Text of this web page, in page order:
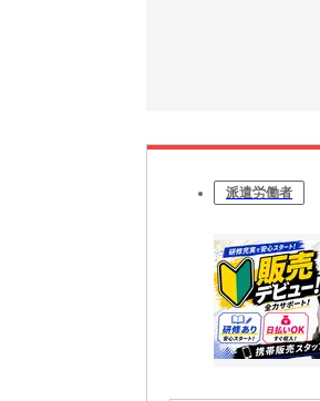
派遣労働者